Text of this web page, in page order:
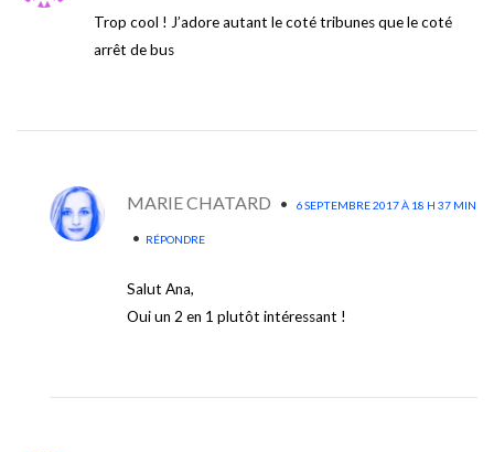
Trop cool ! J’adore autant le coté tribunes que le coté
arrêt de bus
MARIE CHATARD • 6 SEPTEMBRE 2017 À 18 H 37 MIN
• RÉPONDRE
Salut Ana,
Oui un 2 en 1 plutôt intéressant !